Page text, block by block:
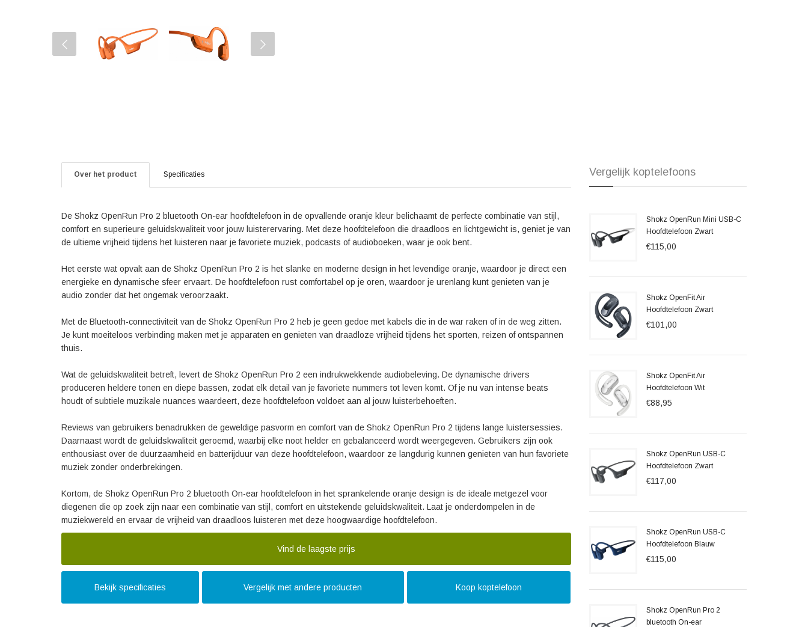
Over het product Specificaties
De Shokz OpenRun Pro 2 bluetooth On-ear hoofdtelefoon in de opvallende oranje kleur belichaamt de perfecte combinatie van stijl,
comfort en superieure geluidskwaliteit voor jouw luisterervaring. Met deze hoofdtelefoon die draadloos en lichtgewicht is, geniet je van
de ultieme vrijheid tijdens het luisteren naar je favoriete muziek, podcasts of audioboeken, waar je ook bent.
Het eerste wat opvalt aan de Shokz OpenRun Pro 2 is het slanke en moderne design in het levendige oranje, waardoor je direct een
energieke en dynamische sfeer ervaart. De hoofdtelefoon rust comfortabel op je oren, waardoor je urenlang kunt genieten van je
audio zonder dat het ongemak veroorzaakt.
Met de Bluetooth-connectiviteit van de Shokz OpenRun Pro 2 heb je geen gedoe met kabels die in de war raken of in de weg zitten.
Je kunt moeiteloos verbinding maken met je apparaten en genieten van draadloze vrijheid tijdens het sporten, reizen of ontspannen
thuis.
Wat de geluidskwaliteit betreft, levert de Shokz OpenRun Pro 2 een indrukwekkende audiobeleving. De dynamische drivers
produceren heldere tonen en diepe bassen, zodat elk detail van je favoriete nummers tot leven komt. Of je nu van intense beats
houdt of subtiele muzikale nuances waardeert, deze hoofdtelefoon voldoet aan al jouw luisterbehoeften.
Reviews van gebruikers benadrukken de geweldige pasvorm en comfort van de Shokz OpenRun Pro 2 tijdens lange luistersessies.
Daarnaast wordt de geluidskwaliteit geroemd, waarbij elke noot helder en gebalanceerd wordt weergegeven. Gebruikers zijn ook
enthousiast over de duurzaamheid en batterijduur van deze hoofdtelefoon, waardoor ze langdurig kunnen genieten van hun favoriete
muziek zonder onderbrekingen.
Kortom, de Shokz OpenRun Pro 2 bluetooth On-ear hoofdtelefoon in het sprankelende oranje design is de ideale metgezel voor
diegenen die op zoek zijn naar een combinatie van stijl, comfort en uitstekende geluidskwaliteit. Laat je onderdompelen in de
muziekwereld en ervaar de vrijheid van draadloos luisteren met deze hoogwaardige hoofdtelefoon.
Vind de laagste prijs
Bekijk specificaties Vergelijk met andere producten Koop koptelefoon
Vergelijk koptelefoons
Shokz OpenRun Mini USB-C
Hoofdtelefoon Zwart
€115,00
Shokz OpenFit Air
Hoofdtelefoon Zwart
€101,00
Shokz OpenFit Air
Hoofdtelefoon Wit
€88,95
Shokz OpenRun USB-C
Hoofdtelefoon Zwart
€117,00
Shokz OpenRun USB-C
Hoofdtelefoon Blauw
€115,00
Shokz OpenRun Pro 2
bluetooth On-ear